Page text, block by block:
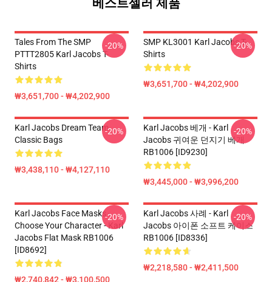
베스트셀러 제품
Tales From The SMP
PTTT2805 Karl Jacobs T-
Shirts
₩3,651,700 - ₩4,202,900
-20%
SMP KL3001 Karl Jacobs T-
Shirts
₩3,651,700 - ₩4,202,900
-20%
Karl Jacobs Dream Team
Classic Bags
₩3,438,110 - ₩4,127,110
-20%
Karl Jacobs 베개 - Karl
Jacobs 귀여운 던지기 베개
RB1006 [ID9230]
₩3,445,000 - ₩3,996,200
-20%
Karl Jacobs Face Masks -
Choose Your Character - Karl
Jacobs Flat Mask RB1006
[ID8692]
₩2,740,842 - ₩3,100,500
-20%
Karl Jacobs 사례 - Karl
Jacobs 아이폰 소프트 케이스
RB1006 [ID8336]
₩2,218,580 - ₩2,411,500
-20%